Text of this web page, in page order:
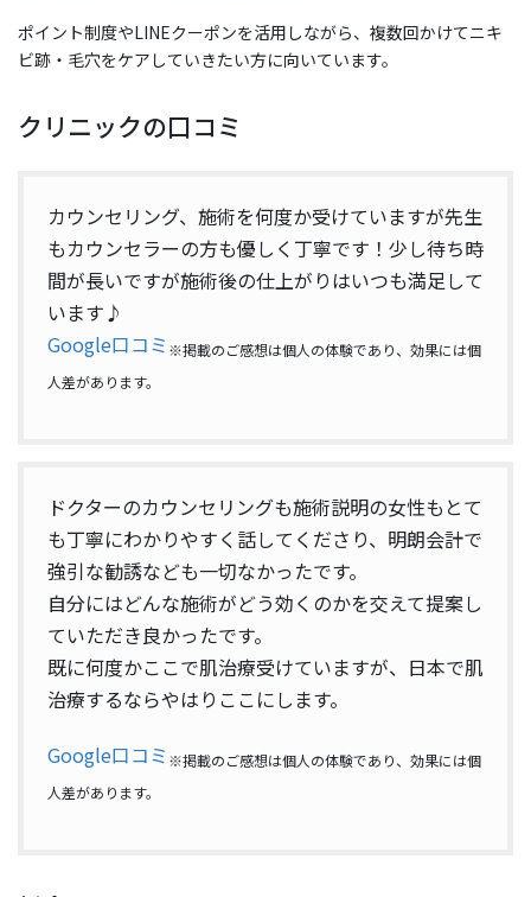
ポイント制度やLINEクーポンを活用しながら、複数回かけてニキ
ビ跡・毛穴をケアしていきたい方に向いています。
クリニックの口コミ
カウンセリング、施術を何度か受けていますが先生
もカウンセラーの方も優しく丁寧です！少し待ち時
間が長いですが施術後の仕上がりはいつも満足して
います♪
Google口コミ ※掲載のご感想は個人の体験であり、効果には個
人差があります。
ドクターのカウンセリングも施術説明の女性もとて
も丁寧にわかりやすく話してくださり、明朗会計で
強引な勧誘なども一切なかったです。
自分にはどんな施術がどう効くのかを交えて提案し
ていただき良かったです。
既に何度かここで肌治療受けていますが、日本で肌
治療するならやはりここにします。
Google口コミ ※掲載のご感想は個人の体験であり、効果には個
人差があります。